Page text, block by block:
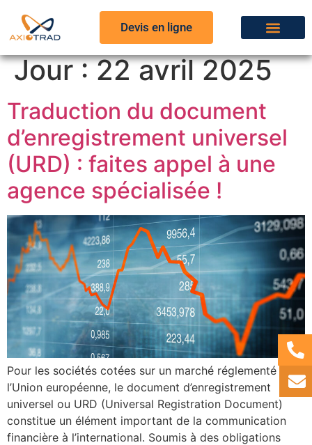
Devis en ligne
Jour :22 avril 2025
Traduction du document
d’enregistrement universel
(URD) : faites appel à une
agence spécialisée !
Pour les sociétés cotées sur un marché réglementé de
l’Union européenne, le document d’enregistrement
universel ou URD (Universal Registration Document)
constitue un élément important de la communication
financière à l’international. Soumis à des obligations